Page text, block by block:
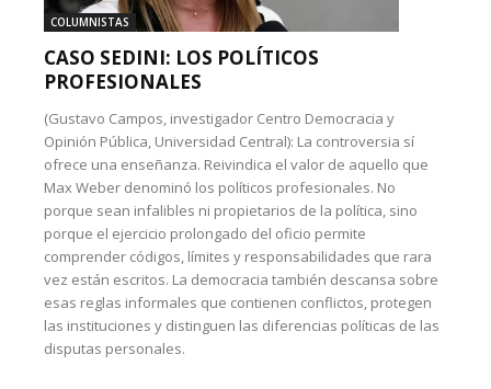
COLUMNISTAS
CASO SEDINI: LOS POLÍTICOS
PROFESIONALES
(Gustavo Campos, investigador Centro Democracia y
Opinión Pública, Universidad Central): La controversia sí
ofrece una enseñanza. Reivindica el valor de aquello que
Max Weber denominó los políticos profesionales. No
porque sean infalibles ni propietarios de la política, sino
porque el ejercicio prolongado del oficio permite
comprender códigos, límites y responsabilidades que rara
vez están escritos. La democracia también descansa sobre
esas reglas informales que contienen conflictos, protegen
las instituciones y distinguen las diferencias políticas de las
disputas personales.